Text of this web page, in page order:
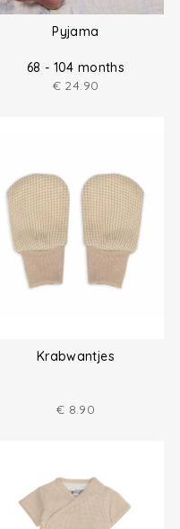
Pyjama
68 - 104 months
€ 24.90
Krabwantjes
€ 8.90